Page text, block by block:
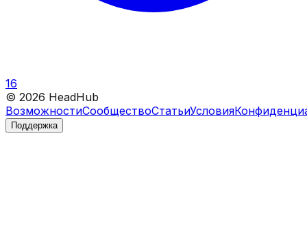
16
© 2026 HeadHub
ВозможностиСообществоСтатьиУсловия
Поддержка